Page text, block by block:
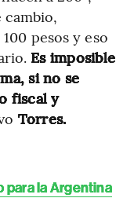
cambio,
pesos y eso
Es imposible
si no se
fiscal y
Torres.
para la Argentina